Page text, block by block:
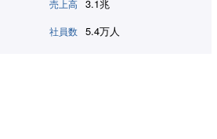
売上高 3.1兆
社員数 5.4万人